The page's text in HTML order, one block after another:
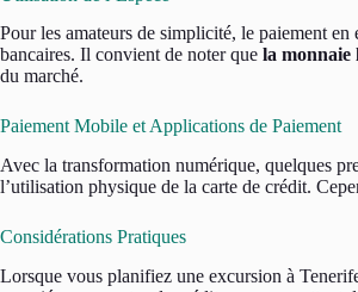
Pour les amateurs de simplicité, le paiement
bancaires. Il convient de noter que la monnaie
du marché.
Paiement Mobile et Applications de Paiement
Avec la transformation numérique, quelques
l’utilisation physique de la carte de crédit.
Considérations Pratiques
Lorsque vous planifiez une excursion à